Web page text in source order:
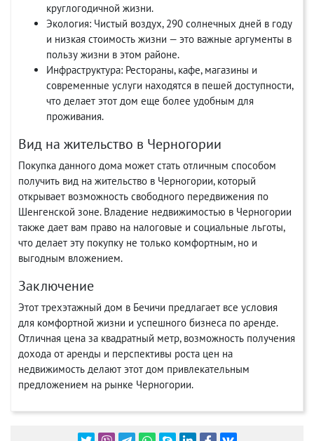
круглогодичной жизни.
Экология: Чистый воздух, 290 солнечных дней в году
и низкая стоимость жизни — это важные аргументы в
пользу жизни в этом районе.
Инфраструктура: Рестораны, кафе, магазины и
современные услуги находятся в пешей доступности,
что делает этот дом еще более удобным для
проживания.
Вид на жительство в Черногории
Покупка данного дома может стать отличным способом
получить вид на жительство в Черногории, который
открывает возможность свободного передвижения по
Шенгенской зоне. Владение недвижимостью в Черногории
также дает вам право на налоговые и социальные льготы,
что делает эту покупку не только комфортным, но и
выгодным вложением.
Заключение
Этот трехэтажный дом в Бечичи предлагает все условия
для комфортной жизни и успешного бизнеса по аренде.
Отличная цена за квадратный метр, возможность получения
дохода от аренды и перспективы роста цен на
недвижимость делают этот дом привлекательным
предложением на рынке Черногории.